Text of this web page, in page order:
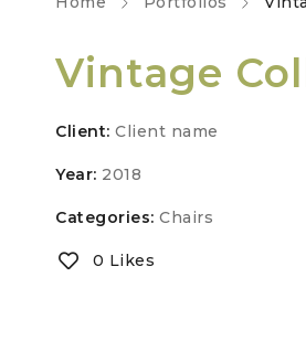
Vintage
Client: Client name
Year: 2018
Categories: Chairs
0 Likes